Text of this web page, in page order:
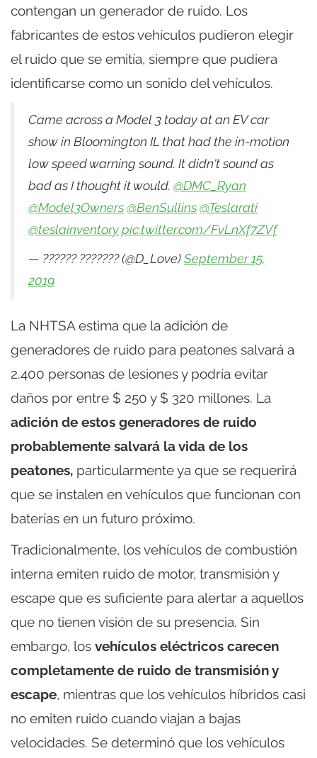
contengan un generador de ruido. Los
fabricantes de estos vehículos pudieron elegir
el ruido que se emitía, siempre que pudiera
identificarse como un sonido del vehículos.
Came across a Model 3 today at an EV car
show in Bloomington IL that had the in-motion
low speed warning sound. It didn't sound as
bad as I thought it would. @DMC_Ryan
@Model3Owners @BenSullins @Teslarati
@teslainventory pic.twitter.com/FvLnXf7ZVf
— ?????? ??????? (@D_Love) September 15,
2019
La NHTSA estima que la adición de
generadores de ruido para peatones salvará a
2.400 personas de lesiones y podría evitar
daños por entre $ 250 y $ 320 millones. La
adición de estos generadores de ruido
probablemente salvará la vida de los
peatones, particularmente ya que se requerirá
que se instalen en vehículos que funcionan con
baterías en un futuro próximo.
Tradicionalmente, los vehículos de combustión
interna emiten ruido de motor, transmisión y
escape que es suficiente para alertar a aquellos
que no tienen visión de su presencia. Sin
embargo, los vehículos eléctricos carecen
completamente de ruido de transmisión y
escape, mientras que los vehículos híbridos casi
no emiten ruido cuando viajan a bajas
velocidades. Se determinó que los vehículos